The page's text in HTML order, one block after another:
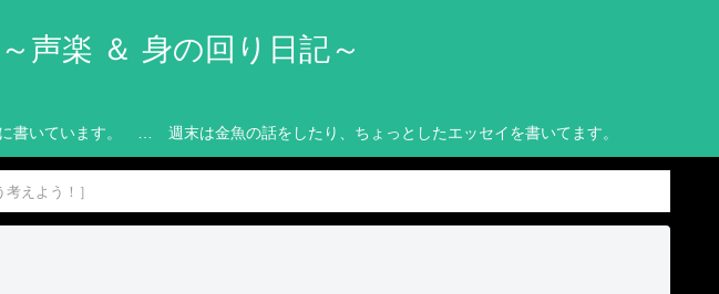
声楽 ＆ 身の回り日記～
書いています。 … 週末は金魚の話をしたり、ちょっとしたエッセイを書いてます。
えよう！］